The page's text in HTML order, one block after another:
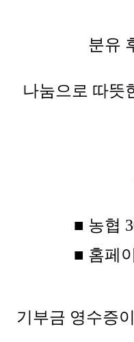
분유
나눔으로 따뜻
■ 농협
■ 홈페
기부금 영수증